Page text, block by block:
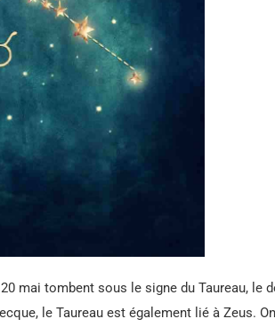
mai tombent sous le signe du Taureau, le
le Taureau est également lié à Zeus.